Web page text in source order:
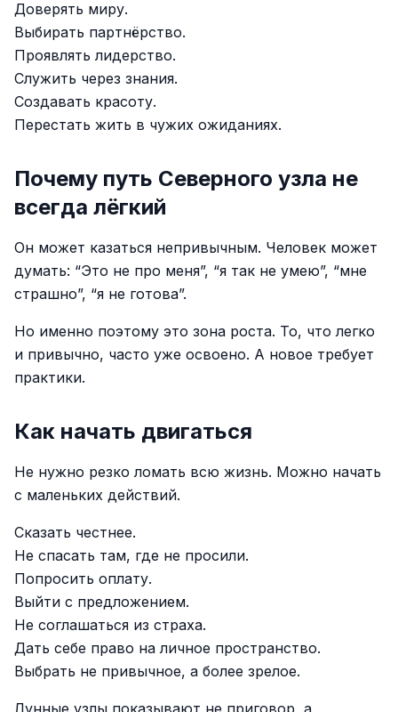
Доверять миру.
Выбирать партнёрство.
Проявлять лидерство.
Служить через знания.
Создавать красоту.
Перестать жить в чужих ожиданиях.
Почему путь Северного узла не
всегда лёгкий
Он может казаться непривычным. Человек может
думать: “Это не про меня”, “я так не умею”, “мне
страшно”, “я не готова”.
Но именно поэтому это зона роста. То, что легко
и привычно, часто уже освоено. А новое требует
практики.
Как начать двигаться
Не нужно резко ломать всю жизнь. Можно начать
с маленьких действий.
Сказать честнее.
Не спасать там, где не просили.
Попросить оплату.
Выйти с предложением.
Не соглашаться из страха.
Дать себе право на личное пространство.
Выбрать не привычное, а более зрелое.
Лунные узлы показывают не приговор, а